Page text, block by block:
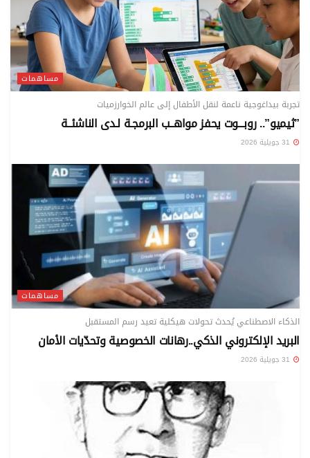
مساهمات
تجربة بيداغوجية ناعمة لنقل الأطفال إلى عالم الخوارزميات
”ثيميو”.. روبـــوت يحفز مواهــب البرمجـة لـدى الناشئــة
مساهمات
الذكاء الاصطناعي يُحدث تحولات هيكلية تعيد رسم المستقبل
البريد الإلكتروني الذكي..رهانات الخصوصية وتحدّيات الأمان